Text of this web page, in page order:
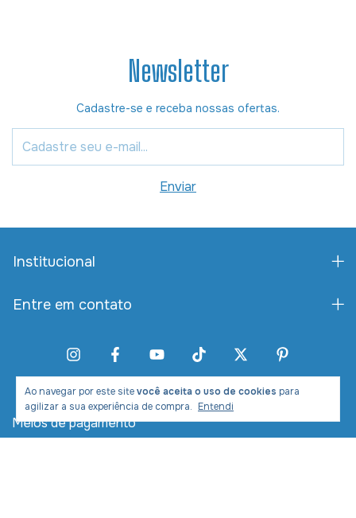
Ao navegar por este sitevocê aceita o uso de cookies para
agilizar a sua experiência de compra. Entendi
Newsletter
Cadastre-se e receba nossas ofertas.
Institucional
Entre em contato
Meios de pagamento